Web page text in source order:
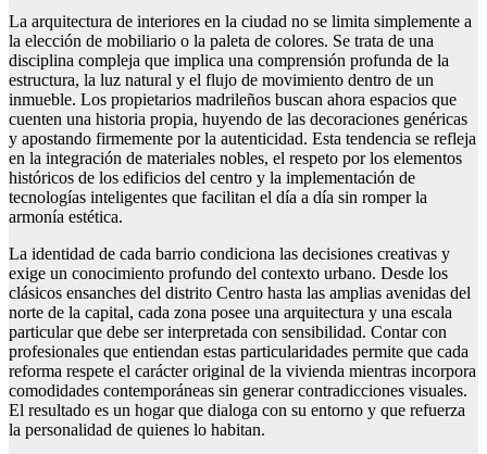
La arquitectura de interiores en la ciudad no se limita simplemente a
la elección de mobiliario o la paleta de colores. Se trata de una
disciplina compleja que implica una comprensión profunda de la
estructura, la luz natural y el flujo de movimiento dentro de un
inmueble. Los propietarios madrileños buscan ahora espacios que
cuenten una historia propia, huyendo de las decoraciones genéricas
y apostando firmemente por la autenticidad. Esta tendencia se refleja
en la integración de materiales nobles, el respeto por los elementos
históricos de los edificios del centro y la implementación de
tecnologías inteligentes que facilitan el día a día sin romper la
armonía estética.
La identidad de cada barrio condiciona las decisiones creativas y
exige un conocimiento profundo del contexto urbano. Desde los
clásicos ensanches del distrito Centro hasta las amplias avenidas del
norte de la capital, cada zona posee una arquitectura y una escala
particular que debe ser interpretada con sensibilidad. Contar con
profesionales que entiendan estas particularidades permite que cada
reforma respete el carácter original de la vivienda mientras incorpora
comodidades contemporáneas sin generar contradicciones visuales.
El resultado es un hogar que dialoga con su entorno y que refuerza
la personalidad de quienes lo habitan.